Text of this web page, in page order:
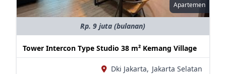
Apartemen
Rp. 9 juta (bulanan)
Tower Intercon Type Studio 38 m² Kemang Village
Dki Jakarta, Jakarta Selatan